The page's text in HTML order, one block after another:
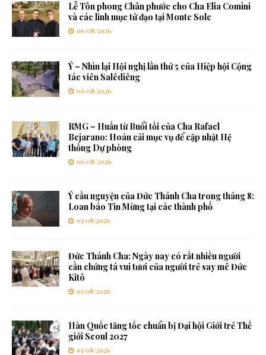
Lễ Tôn phong Chân phước cho Cha Elia Comini
và các linh mục tử đạo tại Monte Sole
06/08/2026
Ý – Nhìn lại Hội nghị lần thứ 5 của Hiệp hội Cộng
tác viên Salêdiêng
06/08/2026
RMG – Huấn từ Buổi tối của Cha Rafael
Bejarano: Hoán cải mục vụ để cập nhật Hệ
thống Dự phòng
06/08/2026
Ý cầu nguyện của Đức Thánh Cha trong tháng 8:
Loan báo Tin Mừng tại các thành phố
03/08/2026
Đức Thánh Cha: Ngày nay có rất nhiều người
cần chứng tá vui tươi của người trẻ say mê Đức
Kitô
03/08/2026
Hàn Quốc tăng tốc chuẩn bị Đại hội Giới trẻ Thế
giới Seoul 2027
03/08/2026